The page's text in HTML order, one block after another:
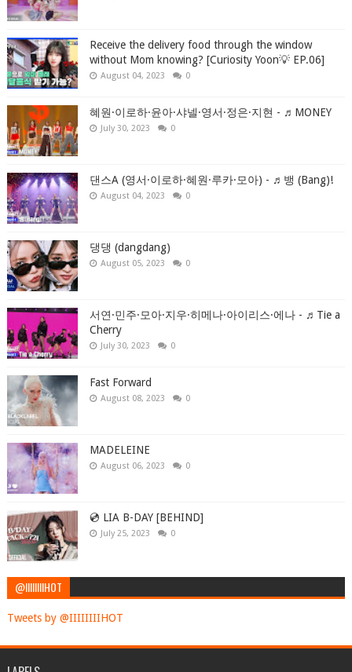
Receive the delivery food through the window
without Mom knowing? [Curiosity Yoon💡 EP.06]
August 04, 2023 0
혜원·이로하·윤아·샤넬·영서·정은·지현 - ♬MONEY
July 30, 2023 0
댄스A (영서·이로하·혜원·루카·모아) - ♬뱅 (Bang)!
August 04, 2023 0
댕댕 (dangdang)
August 05, 2023 0
서연·민주·모아·지우·히메나·아이리스·에나 - ♬Tie a
Cherry
July 30, 2023 0
Fast Forward
August 08, 2023 0
MADELEINE
August 06, 2023 0
💿 LIA B-DAY [BEHIND]
July 25, 2023 0
@IIIIIIIIHOT
Tweets by @IIIIIIIIHOT